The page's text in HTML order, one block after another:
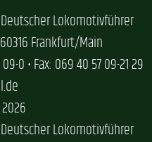
Lokomotivführer
Frankfurt/Main
0 • Fax: 069 40 57 09-21 29
Lokomotivführer